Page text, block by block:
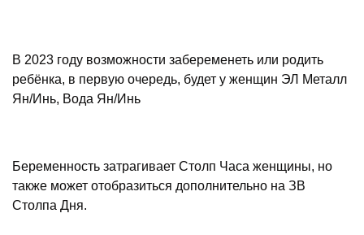
В 2023 году возможности забеременеть или родить
ребёнка, в первую очередь, будет у женщин ЭЛ Металл
Ян/Инь, Вода Ян/Инь
Беременность затрагивает Столп Часа женщины, но
также может отобразиться дополнительно на ЗВ
Столпа Дня.